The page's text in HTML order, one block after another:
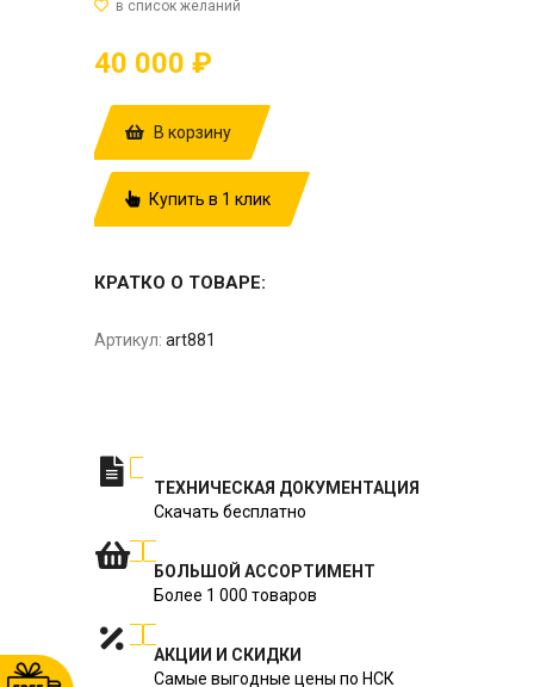
40 000 ₽
В корзину
Купить в 1 клик
КРАТКО О ТОВАРЕ:
Артикул: art881
ТЕХНИЧЕСКАЯ ДОКУМЕНТАЦИЯ
Скачать бесплатно
БОЛЬШОЙ АССОРТИМЕНТ
Более 1 000 товаров
АКЦИИ И СКИДКИ
Самые выгодные цены по НСК